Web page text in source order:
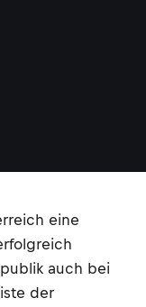
eine
auch bei
der